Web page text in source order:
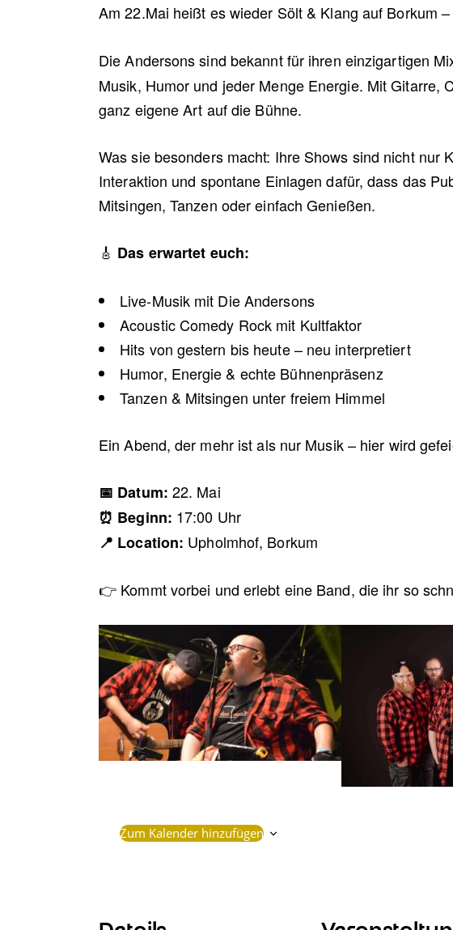
Am 22.Mai heißt es wieder Sölt & Klang auf Borkum
Die Andersons sind bekannt für ihren einzigartigen
Musik, Humor und jeder Menge Energie. Mit Gitarre,
ganz eigene Art auf die Bühne.
Was sie besonders macht: Ihre Shows sind nicht nur
Interaktion und spontane Einlagen dafür, dass das
Mitsingen, Tanzen oder einfach Genießen.
🎸 Das erwartet euch:
Live-Musik mit Die Andersons
Acoustic Comedy Rock mit Kultfaktor
Hits von gestern bis heute – neu interpretiert
Humor, Energie & echte Bühnenpräsenz
Tanzen & Mitsingen unter freiem Himmel
Ein Abend, der mehr ist als nur Musik – hier wird
📅 Datum: 22. Mai
⏰ Beginn: 17:00 Uhr
📍 Location: Upholmhof, Borkum
👉 Kommt vorbei und erlebt eine Band, die ihr so
Zum Kalender hinzufügen